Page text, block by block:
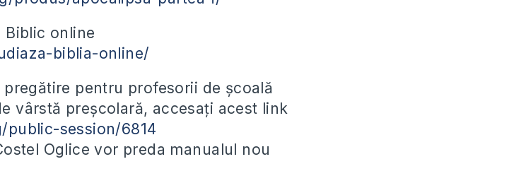
online
biblia-online/
pentru profesorii de școală
vârstă preșcolară, accesați acest link
public-session/6814
Oglice vor preda manualul nou